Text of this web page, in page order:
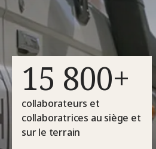
15 800+
collaborateurs et
collaboratrices au siège et
sur le terrain